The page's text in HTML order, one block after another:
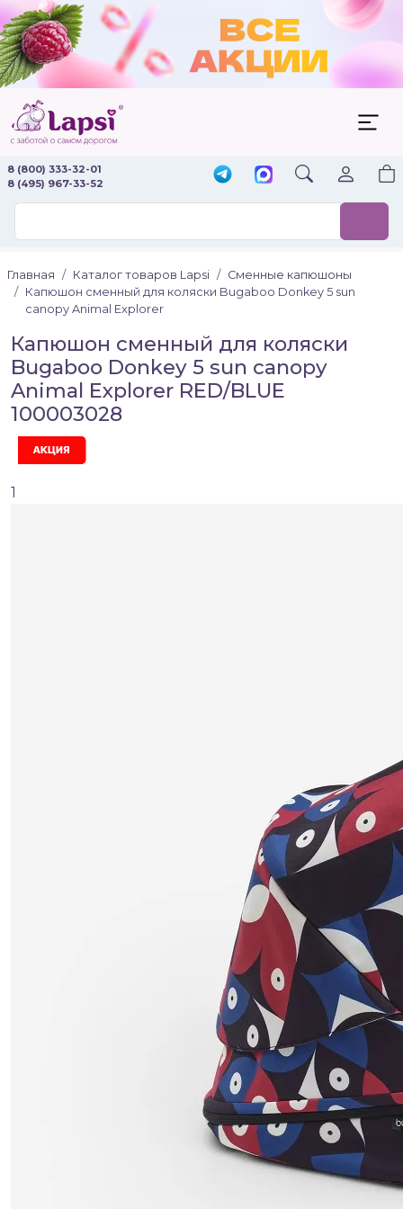
8 (800) 333-32-01
8 (495) 967-33-52
Главная Каталог товаров Lapsi
Сменные капюшоны
Капюшон сменный для коляски Bugaboo Donkey 5 sun
canopy Animal Explorer
Капюшон сменный для коляски
Bugaboo Donkey 5 sun canopy
Animal Explorer RED/BLUE
100003028
1